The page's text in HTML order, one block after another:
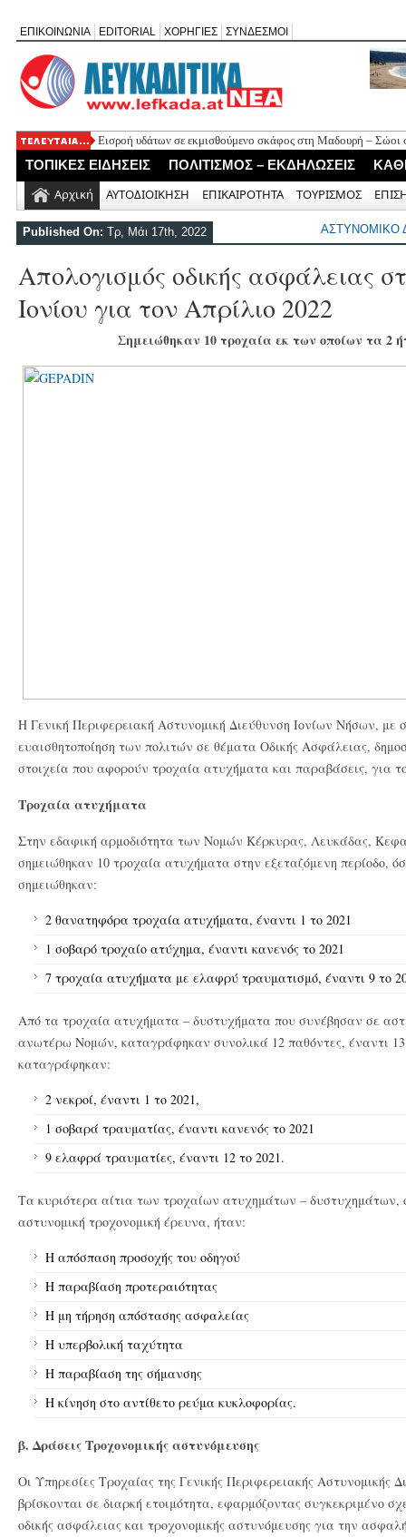
ΕΠΙΚΟΙΝΩΝΙΑ EDITORIAL ΧΟΡΗΓΙΕΣ ΣΥΝΔΕΣΜΟΙ
Εισροή υδάτων σε εκμισθούμενο σκάφος στη Μαδουρή – Σώοι
ΣΧΟΛΙΟ ΣΤΟ ΔΗΜΟΣΙΕΥΜΑ: «Η Φαρμακολύτρια» του
Καλλιγωνίου (της Χριστίνας Μιχαλά)
Άγιος Νικήτας: Απορρίφθηκε αίτημα για φιλανθρωπική δράση
Νέο Τουριστικό Χωροταξικό: Τι αλλάζει σε Λευκάδα και
και τουριστική ανάπτυξη
ΤΟΠΙΚΕΣ ΕΙΔΗΣΕΙΣ ΠΟΛΙΤΙΣΜΟΣ – ΕΚΔΗΛΩΣΕΙΣ
Αρχική ΑΥΤΟΔΙΟΙΚΗΣΗ ΕΠΙΚΑΙΡΟΤΗΤΑ ΤΟΥΡΙΣΜΟΣ
Published On: Τρ, Μάι 17th, 2022 ΑΣΤΥΝΟΜΙΚΟ
Απολογισμός οδικής ασφάλειας
Ιονίου για τον Απρίλιο 2022
Σημειώθηκαν 10 τροχαία εκ των οποίων τα 2
Η Γενική Περιφερειακή Αστυνομική Διεύθυνση Ιονίων Νήσων, με
ευαισθητοποίηση των πολιτών σε θέματα Οδικής Ασφάλειας,
στοιχεία που αφορούν τροχαία ατυχήματα και παραβάσεις, για
Τροχαία ατυχήματα
Στην εδαφική αρμοδιότητα των Νομών Κέρκυρας, Λευκάδας,
σημειώθηκαν 10 τροχαία ατυχήματα στην εξεταζόμενη περίοδο,
σημειώθηκαν:
2 θανατηφόρα τροχαία ατυχήματα, έναντι 1 το 2021
1 σοβαρό τροχαίο ατύχημα, έναντι κανενός το 2021
7 τροχαία ατυχήματα με ελαφρύ τραυματισμό, έναντι 9 το
Από τα τροχαία ατυχήματα – δυστυχήματα που συνέβησαν σε
ανωτέρω Νομών, καταγράφηκαν συνολικά 12 παθόντες, έναντι 13
καταγράφηκαν:
2 νεκροί, έναντι 1 το 2021,
1 σοβαρά τραυματίας, έναντι κανενός το 2021
9 ελαφρά τραυματίες, έναντι 12 το 2021.
Τα κυριότερα αίτια των τροχαίων ατυχημάτων – δυστυχημάτων,
αστυνομική τροχονομική έρευνα, ήταν:
Η απόσπαση προσοχής του οδηγού
H παραβίαση προτεραιότητας
Η μη τήρηση απόστασης ασφαλείας
Η υπερβολική ταχύτητα
Η παραβίαση της σήμανσης
Η κίνηση στο αντίθετο ρεύμα κυκλοφορίας.
β. Δράσεις Τροχονομικής αστυνόμευσης
Οι Υπηρεσίες Τροχαίας της Γενικής Περιφερειακής Αστυνομικής
βρίσκονται σε διαρκή ετοιμότητα, εφαρμόζοντας συγκεκριμένο
οδικής ασφάλειας και τροχονομικής αστυνόμευσης για την